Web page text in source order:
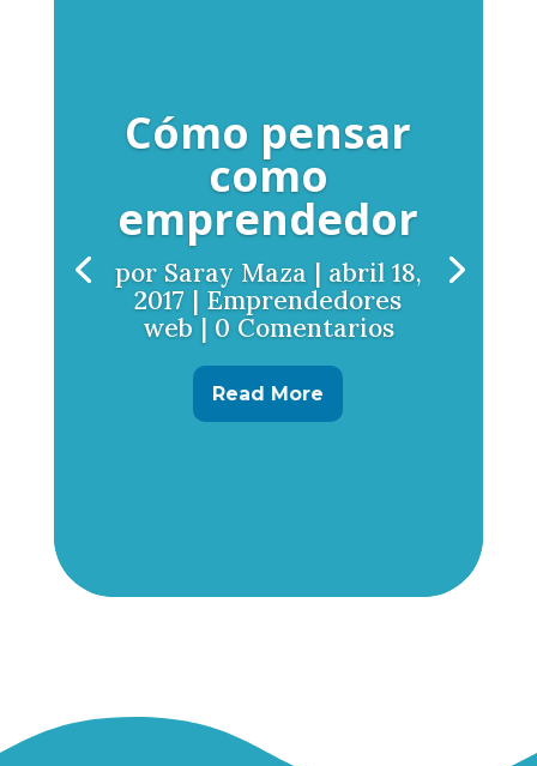
Cómo pensar
como
emprendedor
por Saray Maza | abril 18,
2017 | Emprendedores
web | 0 Comentarios
Read More